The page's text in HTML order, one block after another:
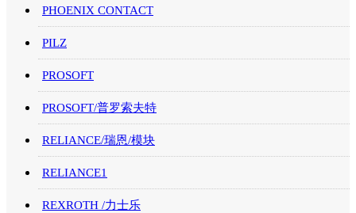
PHOENIX CONTACT
PILZ
PROSOFT
PROSOFT/普罗索夫特
RELIANCE/瑞恩/模块
RELIANCE1
REXROTH /力士乐